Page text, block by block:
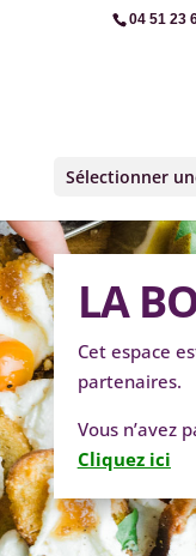
04 51 23
Sélectionner
LA
Cet espace
partenaires.
Vous n’avez
Cliquez ici